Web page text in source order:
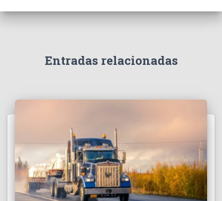
Entradas relacionadas